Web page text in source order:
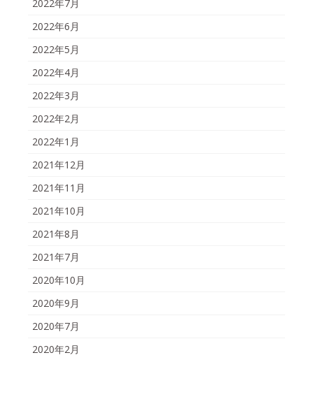
2022年7月
2022年6月
2022年5月
2022年4月
2022年3月
2022年2月
2022年1月
2021年12月
2021年11月
2021年10月
2021年8月
2021年7月
2020年10月
2020年9月
2020年7月
2020年2月